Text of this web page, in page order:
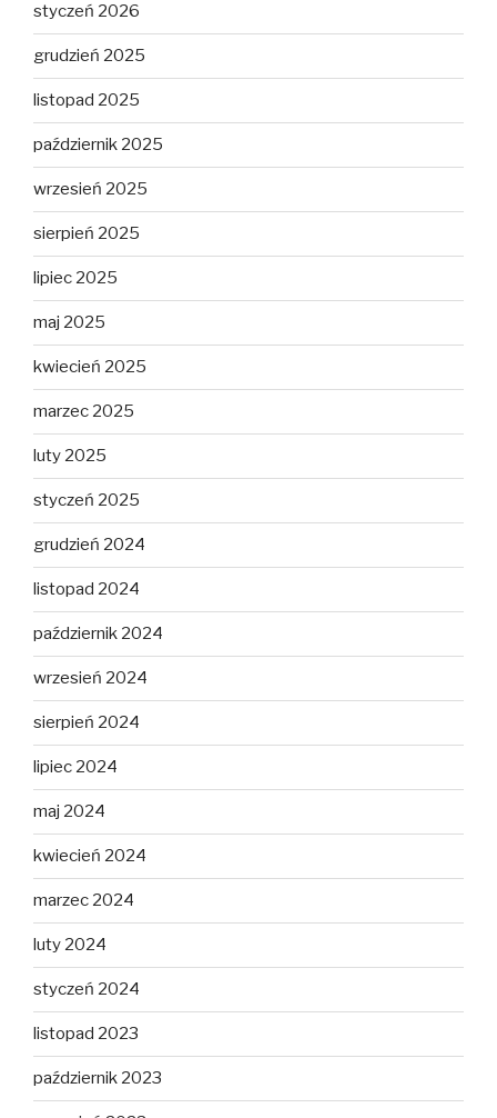
styczeń 2026
grudzień 2025
listopad 2025
październik 2025
wrzesień 2025
sierpień 2025
lipiec 2025
maj 2025
kwiecień 2025
marzec 2025
luty 2025
styczeń 2025
grudzień 2024
listopad 2024
październik 2024
wrzesień 2024
sierpień 2024
lipiec 2024
maj 2024
kwiecień 2024
marzec 2024
luty 2024
styczeń 2024
listopad 2023
październik 2023